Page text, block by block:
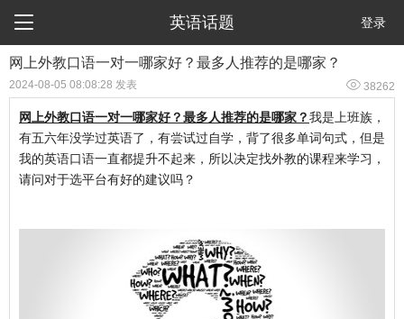
 英语话题 登录
​网上外教口语一对一哪家好？最多人推荐的是哪家？
2024-08-05 08:08:28 发表  38262
网上外教口语一对一哪家好？最多人推荐的是哪家？我是上班族，
有五六年没学过英语了，有尝试过自学，背了很多单词句式，但是
我的英语口语一直都提升不起来，所以决定找外教的课程来学习，
请问对于选平台有好的建议吗？